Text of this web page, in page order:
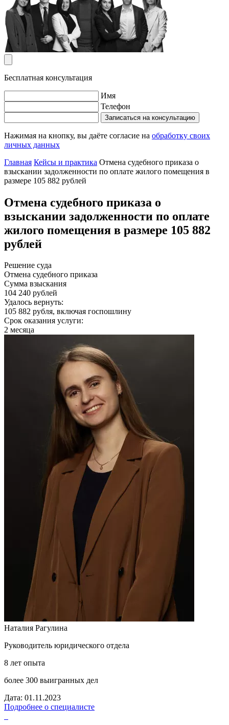
Бесплатная консультация
Имя
Телефон
Записаться на консультацию
Нажимая на кнопку, вы даёте согласие на обработку своих
личных данных
Главная Кейсы и практика Отмена судебного приказа о
взыскании задолженности по оплате жилого помещения в
размере 105 882 рублей
Отмена судебного приказа о
взыскании задолженности по оплате
жилого помещения в размере 105 882
рублей
Решение суда
Отмена судебного приказа
Сумма взыскания
104 240 рублей
Удалось вернуть:
105 882 рубля, включая госпошлину
Срок оказания услуги:
2 месяца
Наталия Рагулина
Руководитель юридического отдела
8 лет опыта
более 300 выигранных дел
Дата: 01.11.2023
Подробнее о специалисте